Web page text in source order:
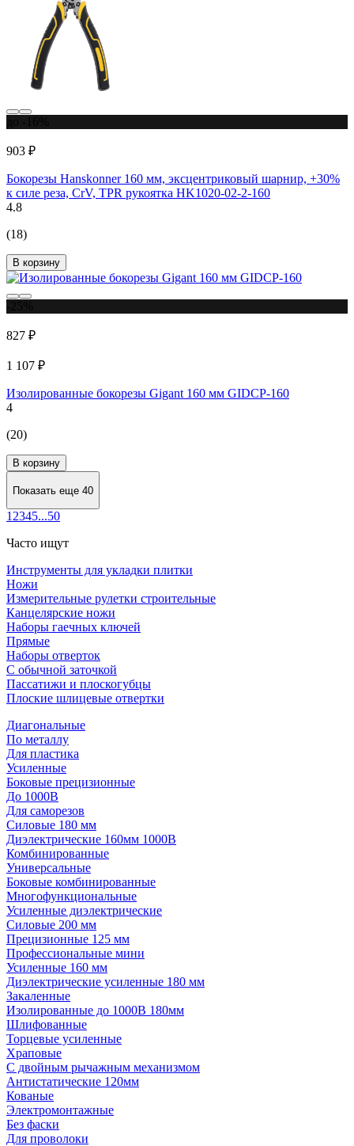
903 ₽
Бокорезы Hanskonner 160 мм, эксцентриковый шарнир, +30%
к силе реза, СrV, TPR рукоятка HK1020-02-2-160
4.8
(18)
В корзину
827 ₽
1 107 ₽
Изолированные бокорезы Gigant 160 мм GIDCP-160
4
(20)
В корзину
Показать еще 40
1 2345...50
Часто ищут
Инструменты для укладки плитки
Ножи
Измерительные рулетки строительные
Канцелярские ножи
Наборы гаечных ключей
Прямые
Наборы отверток
С обычной заточкой
Пассатижи и плоскогубцы
Плоские шлицевые отвертки
Диагональные
По металлу
Для пластика
Усиленные
Боковые прецизионные
До 1000В
Для саморезов
Силовые 180 мм
Диэлектрические 160мм 1000В
Комбинированные
Универсальные
Боковые комбинированные
Многофункциональные
Усиленные диэлектрические
Силовые 200 мм
Прецизионные 125 мм
Профессиональные мини
Усиленные 160 мм
Диэлектрические усиленные 180 мм
Закаленные
Изолированные до 1000В 180мм
Шлифованные
Торцевые усиленные
Храповые
С двойным рычажным механизмом
Антистатические 120мм
Кованые
Электромонтажные
Без фаски
Для проволоки